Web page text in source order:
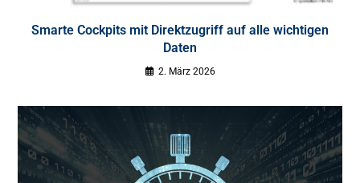
Smarte Cockpits mit Direktzugriff auf alle wichtigen
Daten
2. März 2026